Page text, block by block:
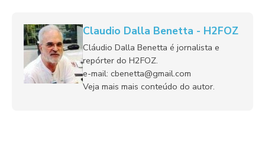
Claudio Dalla Benetta - H2FOZ
Cláudio Dalla Benetta é jornalista e
repórter do H2FOZ.
e-mail: cbenetta@gmail.com
Veja mais mais conteúdo do autor.